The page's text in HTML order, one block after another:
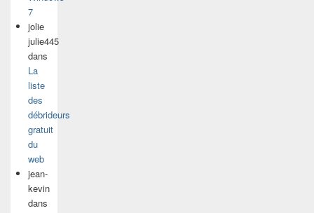
7
jolie
julie445
dans
La
liste
des
débrideurs
gratuit
du
web
jean-
kevin
dans